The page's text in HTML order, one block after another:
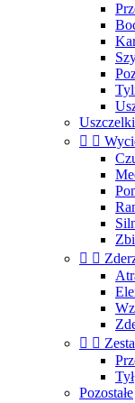
Uszczelki
 
 
 
Tył
Pozostałe